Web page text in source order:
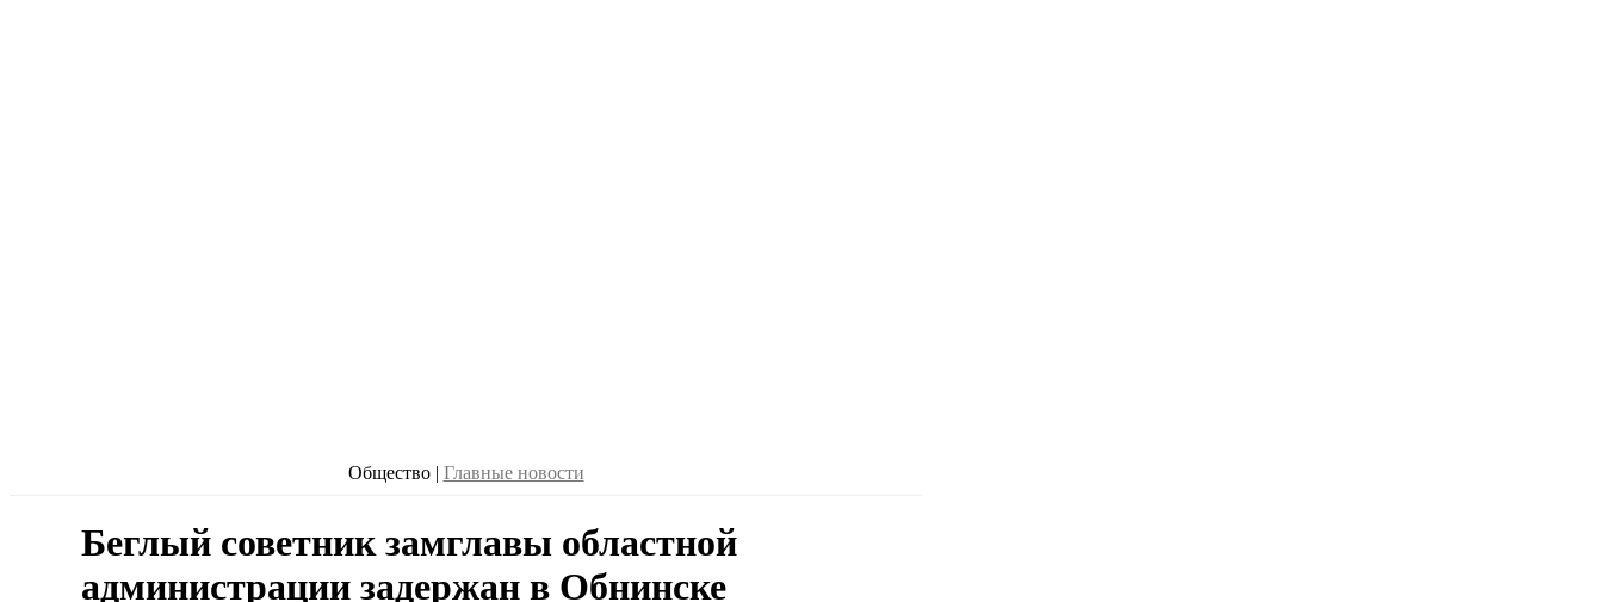
Общество | Главные новости
Беглый советник замглавы областной
администрации задержан в Обнинске